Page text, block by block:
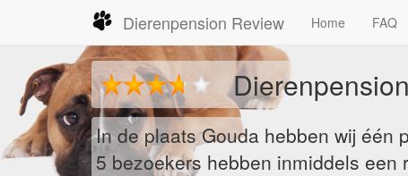
Dierenpension Review Home FAQ
In de plaats Gouda hebben wij één
5 bezoekers hebben inmiddels een